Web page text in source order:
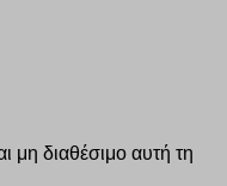
μη διαθέσιμο αυτή τη